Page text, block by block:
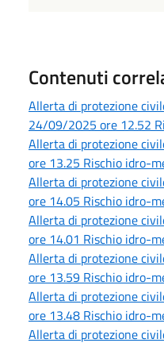
Contenuti
Allerta di protezione
24/09/2025 ore 12.52
Allerta di protezione
ore 13.25 Rischio idro-
Allerta di protezione
ore 14.05 Rischio idro-
Allerta di protezione
ore 14.01 Rischio idro-
Allerta di protezione
ore 13.59 Rischio idro-
Allerta di protezione
ore 13.48 Rischio idro-
Allerta di protezione